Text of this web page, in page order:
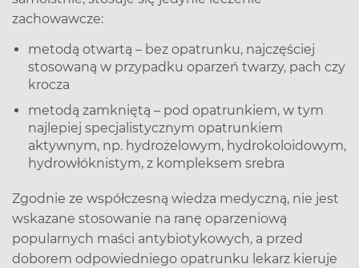
zachowawcze:
metodą otwartą – bez opatrunku, najczęściej
stosowaną w przypadku oparzeń twarzy, pach czy
krocza
metodą zamkniętą – pod opatrunkiem, w tym
najlepiej specjalistycznym opatrunkiem
aktywnym, np. hydrożelowym, hydrokoloidowym,
hydrowłóknistym, z kompleksem srebra
Zgodnie ze współczesną wiedza medyczną, nie jest
wskazane stosowanie na ranę oparzeniową
popularnych maści antybiotykowych, a przed
doborem odpowiedniego opatrunku lekarz kieruje